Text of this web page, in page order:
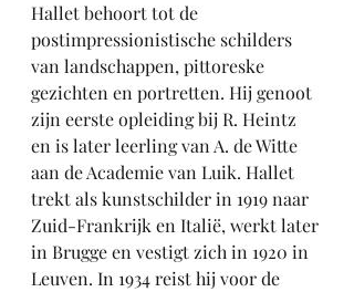
Hallet behoort tot de
postimpressionistische schilders
van landschappen, pittoreske
gezichten en portretten. Hij genoot
zijn eerste opleiding bij R. Heintz
en is later leerling van A. de Witte
aan de Academie van Luik. Hallet
trekt als kunstschilder in 1919 naar
Zuid-Frankrijk en Italië, werkt later
in Brugge en vestigt zich in 1920 in
Leuven. In 1934 reist hij voor de